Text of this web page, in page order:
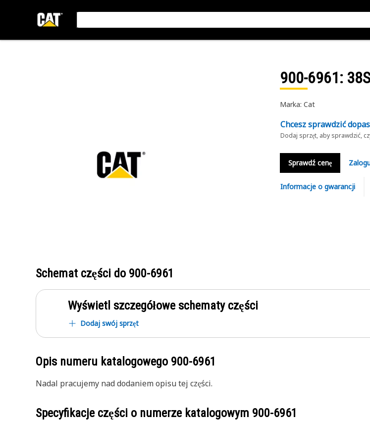
900-6961:
Marka: Cat
Chcesz sprawdzić
Dodaj sprzęt, aby sprawdzić,
Sprawdź cenę
Informacje o gwarancji
Schemat części do 900-6961
Wyświetl szczegółowe schematy części
Dodaj swój sprzęt
Opis numeru katalogowego 900-6961
Nadal pracujemy nad dodaniem opisu tej części.
Specyfikacje części o numerze katalogowym 900-6961